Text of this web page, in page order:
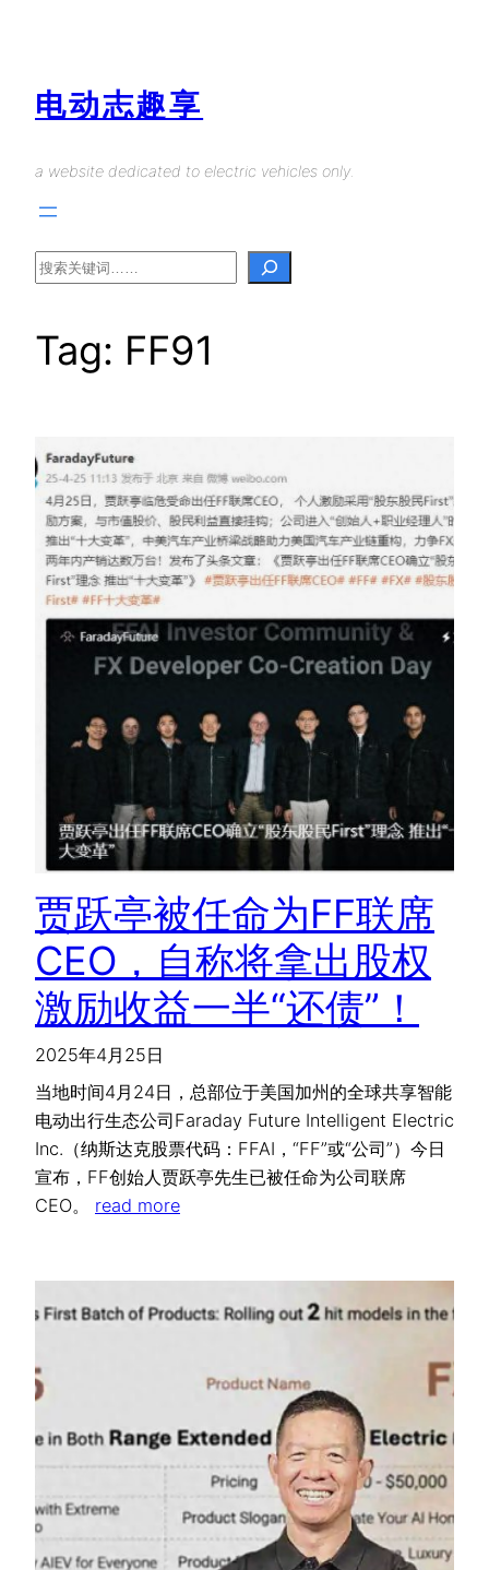
电动志趣享
a website dedicated to electric vehicles only.
Search
Tag: FF91
贾跃亭被任命为FF联席
CEO，自称将拿出股权
激励收益一半“还债”！
2025年4月25日
当地时间4月24日，总部位于美国加州的全球共享智能
电动出行生态公司Faraday Future Intelligent Electric
Inc.（纳斯达克股票代码：FFAI，“FF”或“公司”）今日
宣布，FF创始人贾跃亭先生已被任命为公司联席
CEO。 read more